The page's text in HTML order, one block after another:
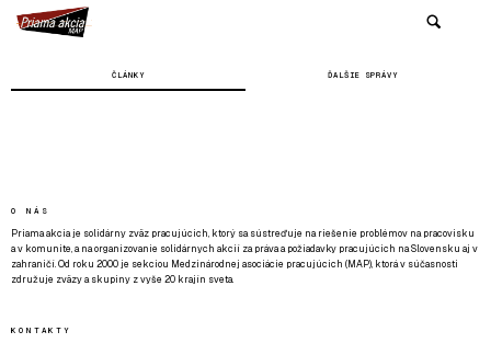
ČLÁNKY ĎALŠIE SPRÁVY
O NÁS
Priama akcia je solidárny zväz pracujúcich, ktorý sa sústreďuje na riešenie problémov na pracovisku
a v komunite, a na organizovanie solidárnych akcií za práva a požiadavky pracujúcich na Slovensku aj v
zahraničí. Od roku 2000 je sekciou Medzinárodnej asociácie pracujúcich (MAP), ktorá v súčasnosti
združuje zväzy a skupiny z vyše 20 krajín sveta.
KONTAKTY